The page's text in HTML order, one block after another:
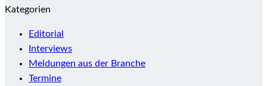
Kategorien
Editorial
Interviews
Meldungen aus der Branche
Termine